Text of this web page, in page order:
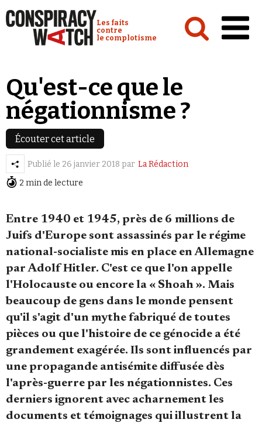
Conspiracy Watch :
Les faits
contre
le complotisme
Analyses
Conspipédia
Vidéos
Émissions
Revues de presse
Newsletter
Faire un don
Qu'est-ce que le
négationnisme ?
Écouter cet article
Publié le 26 janvier 2018 par La Rédaction
2 min de lecture
Entre 1940 et 1945, près de 6 millions de
Juifs d'Europe sont assassinés par le régime
national-socialiste mis en place en Allemagne
par Adolf Hitler. C'est ce que l'on appelle
l'Holocauste ou encore la « Shoah ». Mais
beaucoup de gens dans le monde pensent
qu'il s'agit d'un mythe fabriqué de toutes
pièces ou que l'histoire de ce génocide a été
grandement exagérée. Ils sont influencés par
une propagande antisémite diffusée dès
l'après-guerre par les négationnistes. Ces
derniers ignorent avec acharnement les
documents et témoignages qui illustrent la